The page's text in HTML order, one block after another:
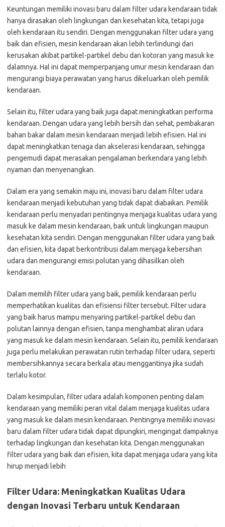
Keuntungan memiliki inovasi baru dalam filter udara kendaraan tidak
hanya dirasakan oleh lingkungan dan kesehatan kita, tetapi juga
oleh kendaraan itu sendiri. Dengan menggunakan filter udara yang
baik dan efisien, mesin kendaraan akan lebih terlindungi dari
kerusakan akibat partikel-partikel debu dan kotoran yang masuk ke
dalamnya. Hal ini dapat memperpanjang umur mesin kendaraan dan
mengurangi biaya perawatan yang harus dikeluarkan oleh pemilik
kendaraan.
Selain itu, filter udara yang baik juga dapat meningkatkan performa
kendaraan. Dengan udara yang lebih bersih dan sehat, pembakaran
bahan bakar dalam mesin kendaraan menjadi lebih efisien. Hal ini
dapat meningkatkan tenaga dan akselerasi kendaraan, sehingga
pengemudi dapat merasakan pengalaman berkendara yang lebih
nyaman dan menyenangkan.
Dalam era yang semakin maju ini, inovasi baru dalam filter udara
kendaraan menjadi kebutuhan yang tidak dapat diabaikan. Pemilik
kendaraan perlu menyadari pentingnya menjaga kualitas udara yang
masuk ke dalam mesin kendaraan, baik untuk lingkungan maupun
kesehatan kita sendiri. Dengan menggunakan filter udara yang baik
dan efisien, kita dapat berkontribusi dalam menjaga kebersihan
udara dan mengurangi emisi polutan yang dihasilkan oleh
kendaraan.
Dalam memilih filter udara yang baik, pemilik kendaraan perlu
memperhatikan kualitas dan efisiensi filter tersebut. Filter udara
yang baik harus mampu menyaring partikel-partikel debu dan
polutan lainnya dengan efisien, tanpa menghambat aliran udara
yang masuk ke dalam mesin kendaraan. Selain itu, pemilik kendaraan
juga perlu melakukan perawatan rutin terhadap filter udara, seperti
membersihkannya secara berkala atau menggantinya jika sudah
terlalu kotor.
Dalam kesimpulan, filter udara adalah komponen penting dalam
kendaraan yang memiliki peran vital dalam menjaga kualitas udara
yang masuk ke dalam mesin kendaraan. Pentingnya memiliki inovasi
baru dalam filter udara tidak dapat dipungkiri, mengingat dampaknya
terhadap lingkungan dan kesehatan kita. Dengan menggunakan
filter udara yang baik dan efisien, kita dapat menjaga udara yang kita
hirup menjadi lebih
Filter Udara: Meningkatkan Kualitas Udara
dengan Inovasi Terbaru untuk Kendaraan